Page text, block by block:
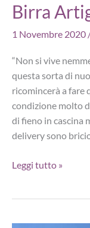
Birra
1 Novembre 2020
“Non si vive
questa sorta di
ricomincerà a fare
condizione molto
di fieno in cascina
delivery sono
Parola
“Il
Leggi tutto »